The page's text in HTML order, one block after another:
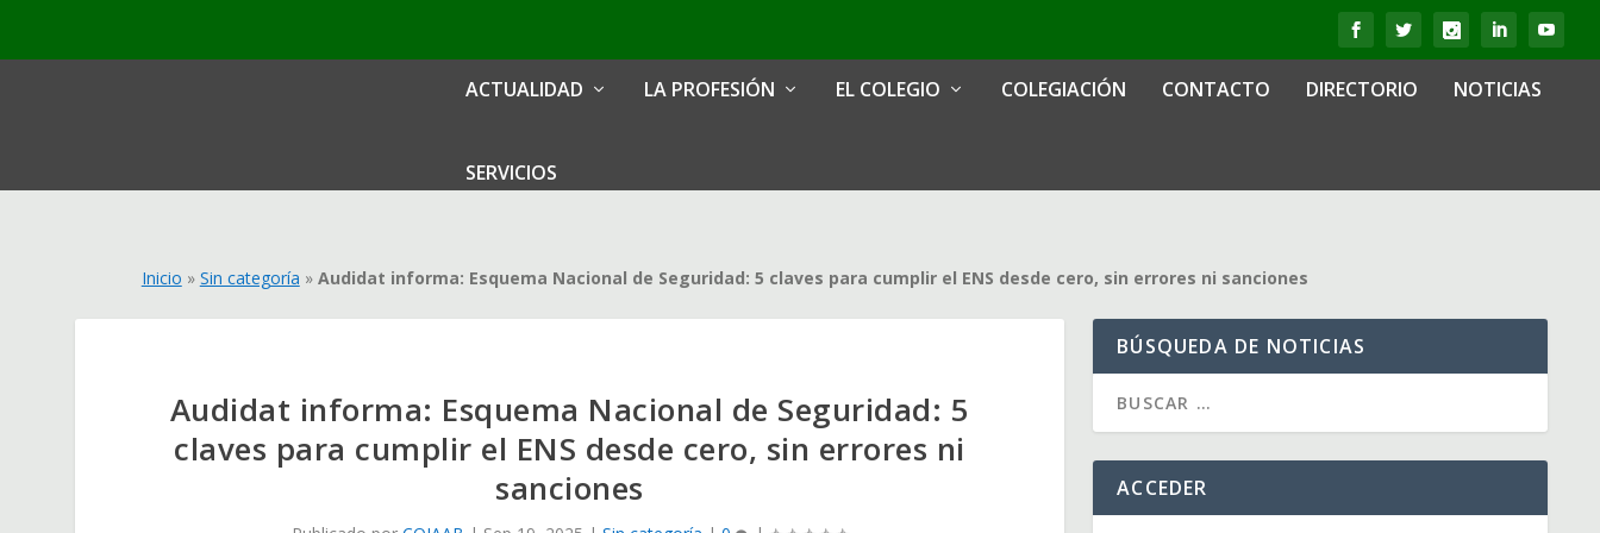
ACTUALIDAD LA PROFESIÓN EL COLEGIO COLEGIACIÓN CONTACTO DIRECTORIO NOTICIAS
SERVICIOS
Inicio » Sin categoría » Audidat informa: Esquema Nacional de Seguridad: 5 claves para cumplir el ENS desde cero, sin errores ni sanciones
Audidat informa: Esquema Nacional de Seguridad: 5
claves para cumplir el ENS desde cero, sin errores ni
sanciones
BÚSQUEDA DE NOTICIAS
ACCEDER